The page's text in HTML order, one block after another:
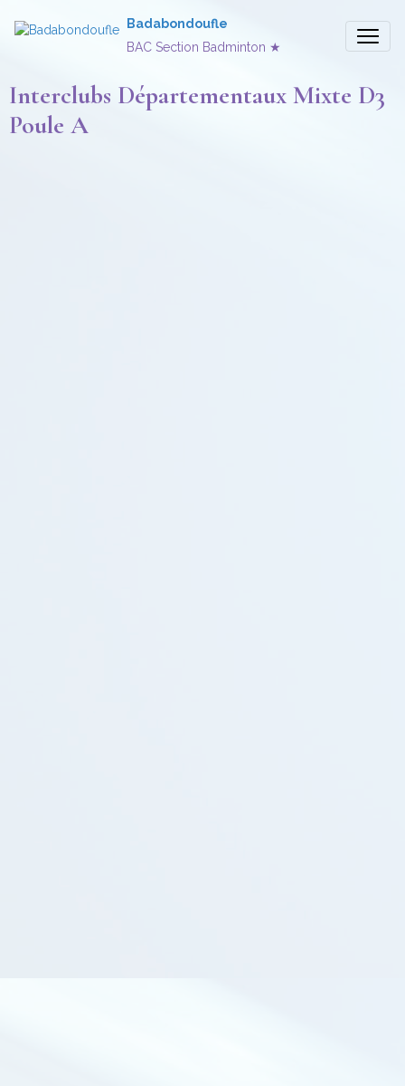
Badabondoufle
BAC Section Badminton ★
Interclubs Départementaux Mixte D3
Poule A